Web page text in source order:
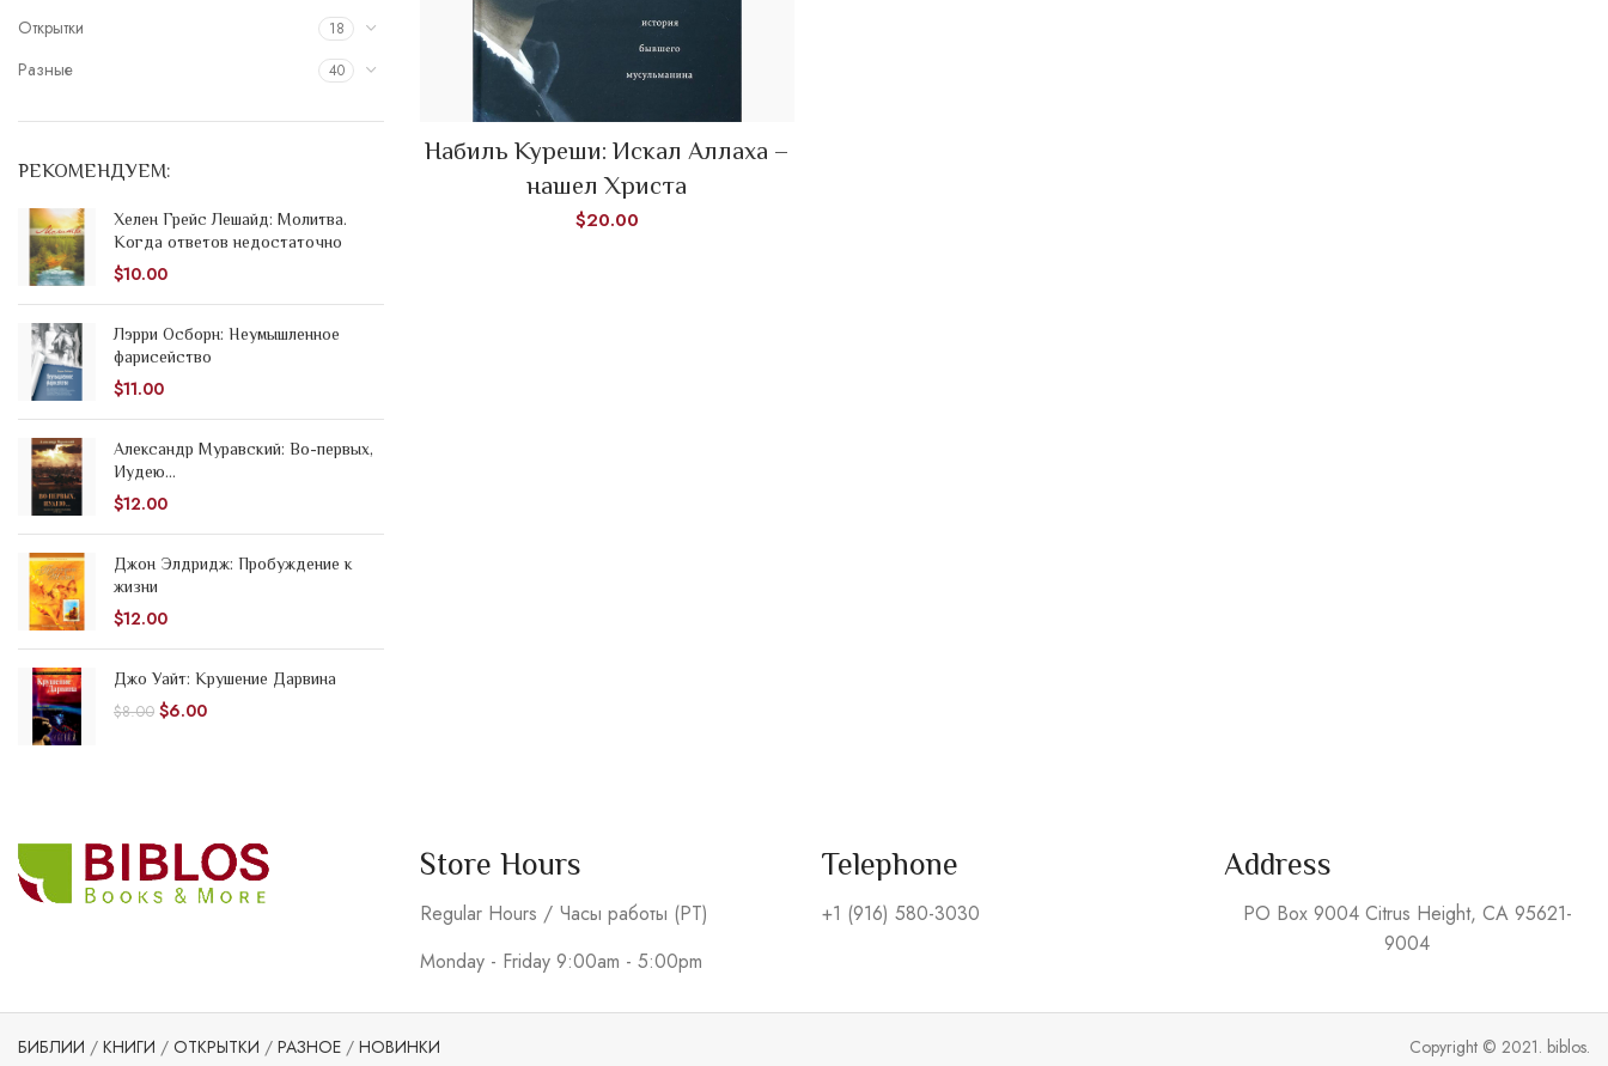
Открытки 18
Разные 40
РЕКОМЕНДУЕМ:
Хелен Грейс Лешайд: Молитва.
Когда ответов недостаточно
$10.00
Лэрри Осборн: Неумышленное
фарисейство
$11.00
Александр Муравский: Во-первых,
Иудею...
$12.00
Джон Элдридж: Пробуждение к
жизни
$12.00
Джо Уайт: Крушение Дарвина
$8.00 $6.00
READ MORE
Набиль Куреши: Искал Аллаха –
нашел Христа
$20.00
Store Hours
Regular Hours / Часы работы (PT)
Monday - Friday 9:00am - 5:00pm
Telephone
+1 (916) 580-3030
Address
PO Box 9004 Citrus Height, CA 95621-
9004
БИБЛИИ / КНИГИ / ОТКРЫТКИ / РАЗНОЕ / НОВИНКИ Copyright © 2021. biblos.